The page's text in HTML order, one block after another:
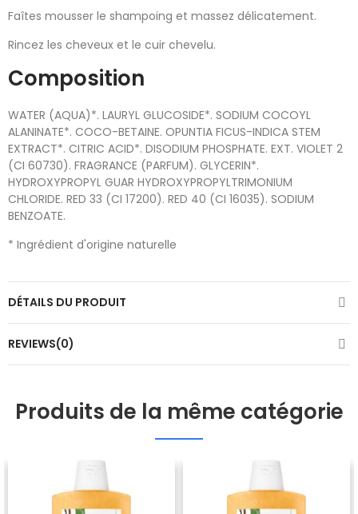
Faîtes mousser le shampoing et massez délicatement.
Rincez les cheveux et le cuir chevelu.
Composition
WATER (AQUA)*. LAURYL GLUCOSIDE*. SODIUM COCOYL
ALANINATE*. COCO-BETAINE. OPUNTIA FICUS-INDICA STEM
EXTRACT*. CITRIC ACID*. DISODIUM PHOSPHATE. EXT. VIOLET 2
(CI 60730). FRAGRANCE (PARFUM). GLYCERIN*.
HYDROXYPROPYL GUAR HYDROXYPROPYLTRIMONIUM
CHLORIDE. RED 33 (CI 17200). RED 40 (CI 16035). SODIUM
BENZOATE.
* Ingrédient d'origine naturelle
DÉTAILS DU PRODUIT
REVIEWS(0)
Produits de la même catégorie